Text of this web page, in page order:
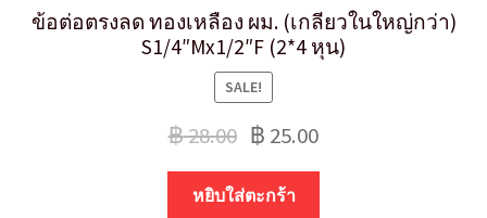
ข้อต่อตรงลด ทองเหลือง ผม. (เกลียวในใหญ่กว่า)
S1/4″Mx1/2″F (2*4 หุน)
SALE!
฿28.00 ฿ 25.00
หยิบใส่ตะกร้า